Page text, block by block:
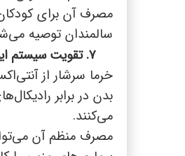
مصرف آن برای
سالمندان توصیه
۷. تقویت سیستم ایمنی بدن
خرما سرشار از
بدن در برابر
می‌کنند.
مصرف منظم آن